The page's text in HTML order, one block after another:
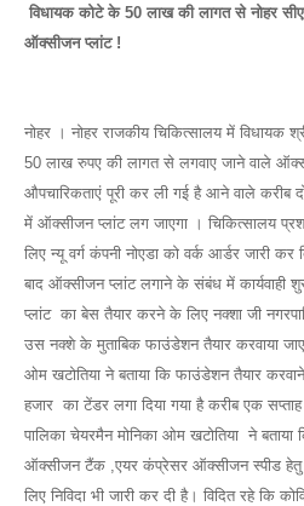
विधायक कोटे के 50 लाख की लागत से नोहर
ऑक्सीजन प्लांट !
नोहर । नोहर राजकीय चिकित्सालय में विधायक
50 लाख रुपए की लागत से लगवाए जाने वाले
औपचारिकताएं पूरी कर ली गई है आने वाले करीब
में ऑक्सीजन प्लांट लग जाएगा । चिकित्सालय
लिए न्यू वर्ग कंपनी नोएडा को वर्क आर्डर जारी कर
बाद ऑक्सीजन प्लांट लगाने के संबंध में कार्यवाही
प्लांट का बेस तैयार करने के लिए नक्शा जी
उस नक्शे के मुताबिक फाउंडेशन तैयार करवाया
ओम खटोतिया ने बताया कि फाउंडेशन तैयार
हजार का टेंडर लगा दिया गया है करीब एक
पालिका चेयरमैन मोनिका ओम खटोतिया ने बताया
ऑक्सीजन टैंक ,एयर कंप्रेसर ऑक्सीजन स्पीड हेतु
लिए निविदा भी जारी कर दी है। विदित रहे कि